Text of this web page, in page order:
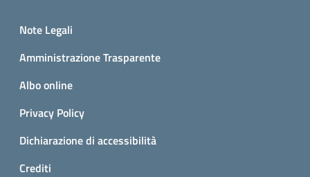
Small prints
Note Legali
Amministrazione Trasparente
Albo online
Privacy Policy
Dichiarazione di accessibilità
Crediti